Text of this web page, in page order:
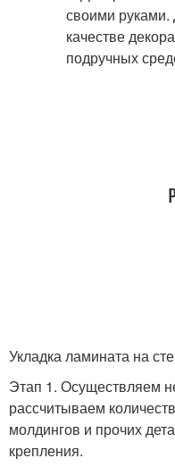
Укладка ламината на
Этап 1. Осуществляем
рассчитываем
молдингов и прочих
крепления.